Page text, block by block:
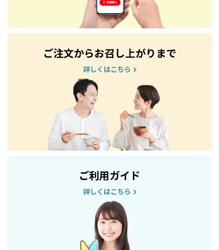
ご注文からお召し上がりまで
詳しくはこちら
ご利用ガイド
詳しくはこちら